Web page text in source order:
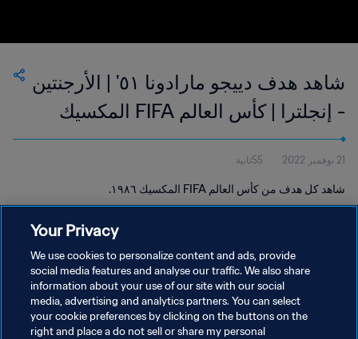
شاهد هدف دييجو مارادونا ٥١' | الأرجنتين
- إنجلترا | كأس العالم FIFA المكسيك
١٩٨٦
21 نوفمبر 2022 55ثانية
شاهد كل هدف من كأس العالم FIFA المكسيك ١٩٨٦.
سياسة الخصوصية
Your Privacy
We use cookies to personalize content and ads, provide
social media features and analyse our traffic. We also share
information about your use of our site with our social
media, advertising and analytics partners. You can select
your cookie preferences by clicking on the buttons on the
right and place a do not sell or share my personal